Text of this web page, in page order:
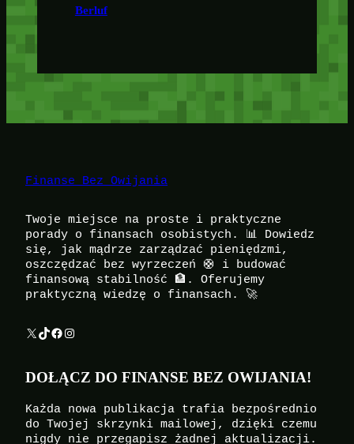
Berluf
Finanse Bez Owijania
Twoje miejsce na proste i praktyczne
porady o finansach osobistych. 📊 Dowiedz
się, jak mądrze zarządzać pieniędzmi,
oszczędzać bez wyrzeczeń 🛟 i budować
finansową stabilność 🏦. Oferujemy
praktyczną wiedzę o finansach. 🚀
X TikTok Facebook Instagram
DOŁĄCZ DO FINANSE BEZ OWIJANIA!
Każda nowa publikacja trafia bezpośrednio
do Twojej skrzynki mailowej, dzięki czemu
nigdy nie przegapisz żadnej aktualizacji.